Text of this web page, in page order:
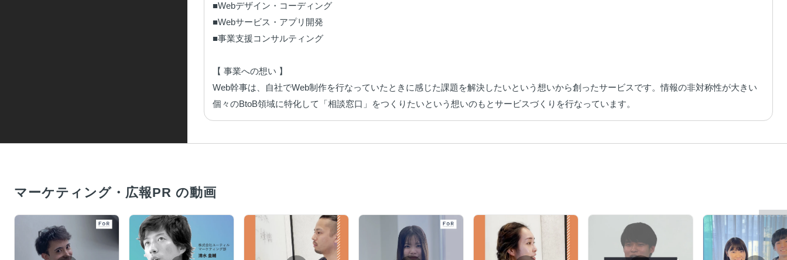
■Webデザイン・コーディング
■Webサービス・アプリ開発
■事業支援コンサルティング
【 事業への想い 】
Web幹事は、自社でWeb制作を行なっていたときに感じた課題を解決したいという想いから創ったサービスです。情報の非対称性が大きい
個々のBtoB領域に特化して「相談窓口」をつくりたいという想いのもとサービスづくりを行なっています。
マーケティング・広報PR の動画